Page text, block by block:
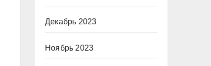
Декабрь 2023
Ноябрь 2023